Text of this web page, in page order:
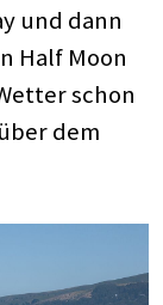
und dann
Half Moon
schon
dem